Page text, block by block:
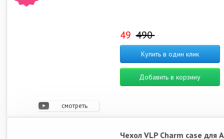
смотреть
видео
49 490
Купить в один клик
Добавить в корзину
Чехол VLP Charm case для